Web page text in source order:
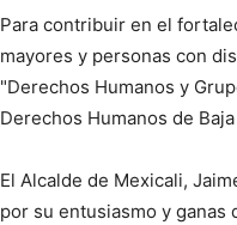
Para contribuir en el
mayores y personas con
"Derechos Humanos y
Derechos Humanos de
El Alcalde de Mexicali,
por su entusiasmo y ganas